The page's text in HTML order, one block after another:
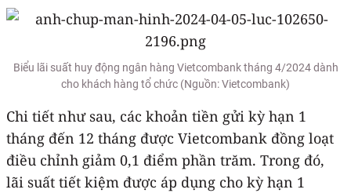
Biểu lãi suất huy động ngân hàng Vietcombank tháng 4/2024 dành
cho khách hàng tổ chức (Nguồn: Vietcombank)
Chi tiết như sau, các khoản tiền gửi kỳ hạn 1
tháng đến 12 tháng được Vietcombank đồng loạt
điều chỉnh giảm 0,1 điểm phần trăm. Trong đó,
lãi suất tiết kiệm được áp dụng cho kỳ hạn 1